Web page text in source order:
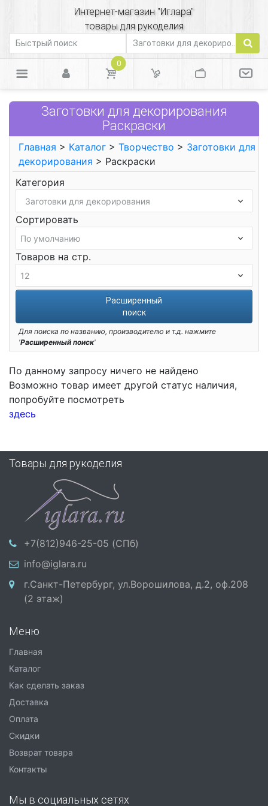
Интернет-магазин "Иглара"
товары для рукоделия
0
Заготовки для декорирования
Раскраски
Главная > Каталог > Творчество > Заготовки для
декорирования > Раскраски
Категория
Сортировать
Товаров на стр.
Расширенный
поиск
Для поиска по названию, производителю и т.д. нажмите
'Расширенный поиск'
По данному запросу ничего не найдено
Возможно товар имеет другой статус наличия,
попробуйте посмотреть
здесь
Товары для рукоделия
+7(812)946-25-05 (СПб)
info@iglara.ru
г.Санкт-Петербург, ул.Ворошилова, д.2, оф.208
(2 этаж)
Меню
Главная
Каталог
Как сделать заказ
Доставка
Оплата
Скидки
Возврат товара
Контакты
Мы в социальных сетях